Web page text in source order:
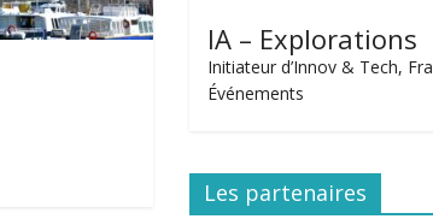
IA – Explorations
Initiateur d’Innov & Tech,
Événements
Les partenaires